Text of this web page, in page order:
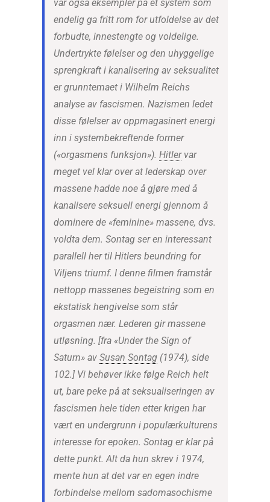
var også eksempler på et system som
endelig ga fritt rom for utfoldelse av det
forbudte, innestengte og voldelige.
Undertrykte følelser og den uhyggelige
sprengkraft i kanalisering av seksualitet
er grunntemaet i Wilhelm Reichs
analyse av fascismen. Nazismen ledet
disse følelser av oppmagasinert energi
inn i systembekreftende former
(«orgasmens funksjon»). Hitlervar
meget vel klar over at lederskap over
massene hadde noe å gjøre med å
kanalisere seksuell energi gjennom å
dominere de «feminine» massene, dvs.
voldta dem. Sontag ser en interessant
parallell her til Hitlers beundring for
Viljens triumf. I denne filmen framstår
nettopp massenes begeistring som en
ekstatisk hengivelse som står
orgasmen nær. Lederen gir massene
utløsning. [fra «Under the Sign of
Saturn» av Susan Sontag (1974), side
102.] Vi behøver ikke følge Reich helt
ut, bare peke på at seksualiseringen av
fascismen hele tiden etter krigen har
vært en undergrunn i populærkulturens
interesse for epoken. Sontag er klar på
dette punkt. Alt da hun skrev i 1974,
mente hun at det var en egen indre
forbindelse mellom sadomasochisme